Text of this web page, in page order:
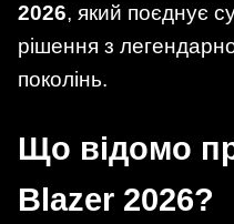
2026, який поєднує
рішення з
поколінь.
Що відомо
Blazer 2026?